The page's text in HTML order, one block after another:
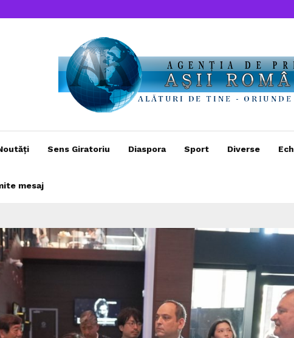
Sens Giratoriu Diaspora Sport Diverse
mesaj